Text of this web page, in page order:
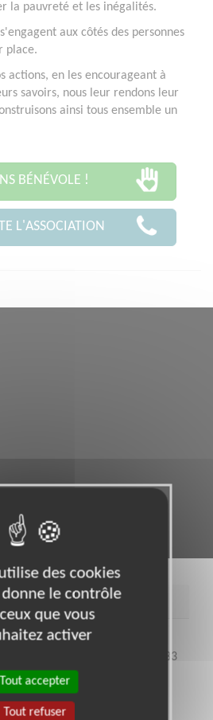
la pauvreté et les inégalités.
aux côtés des personnes
place.
actions, en les encourageant à
savoirs, nous leur rendons leur
ainsi tous ensemble un
BÉNÉVOLE !
L'ASSOCIATION
www.secours-catholique.org/
BIS RUE DE LA CHÈVRE BP 44 083
1 METZ (57000)
des cookies
le contrôle
que vous
activer
Tout accepter
Tout refuser